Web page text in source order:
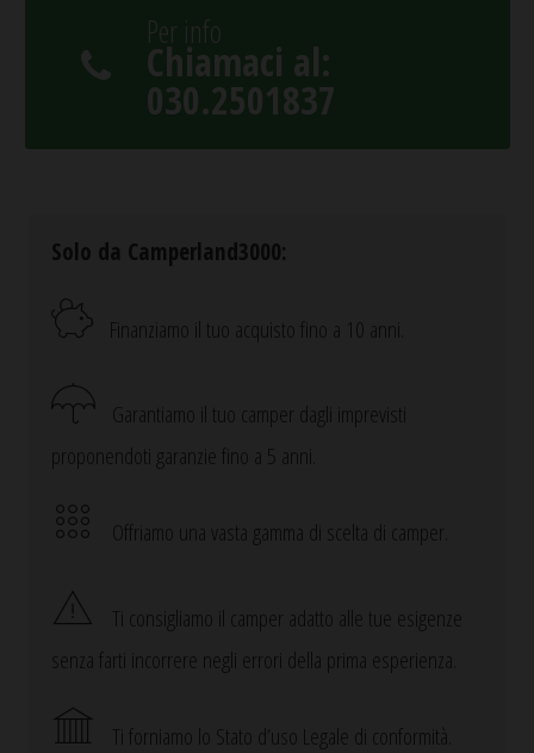
Per info
Chiamaci al:
030.2501837
Solo da Camperland3000:
Finanziamo il tuo acquisto fino a 10 anni.
Garantiamo il tuo camper dagli imprevisti
proponendoti garanzie fino a 5 anni.
Offriamo una vasta gamma di scelta di camper.
Ti consigliamo il camper adatto alle tue esigenze
senza farti incorrere negli errori della prima esperienza.
Ti forniamo lo Stato d’uso Legale di conformità.